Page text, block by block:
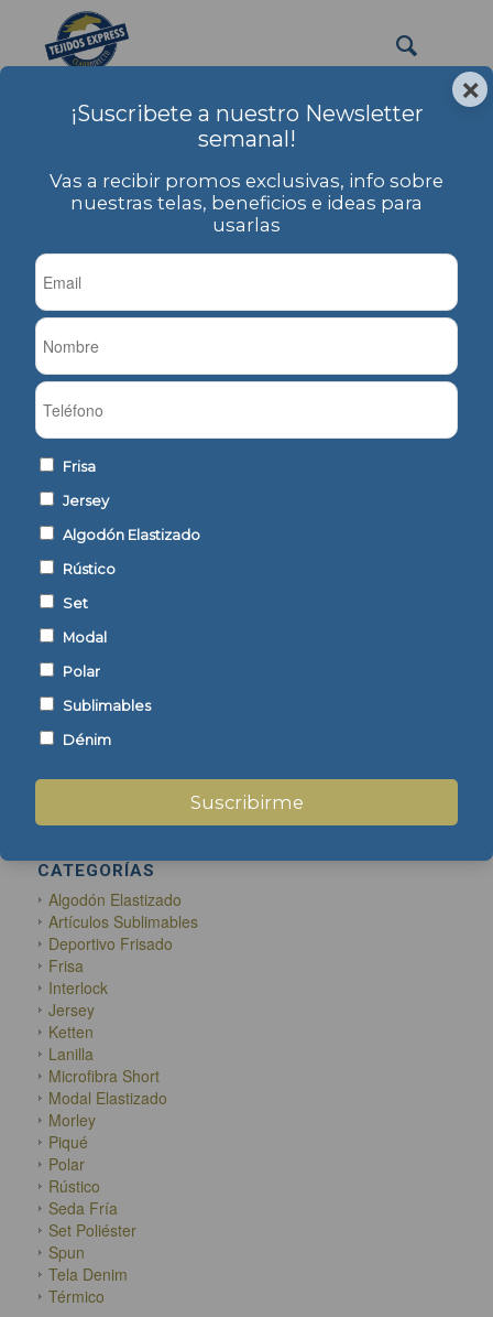
×
¡Suscribete a nuestro Newsletter
semanal!
Vas a recibir promos exclusivas, info sobre
nuestras telas, beneficios e ideas para
usarlas
Frisa
Jersey
Algodón Elastizado
Rústico
Set
Modal
Polar
Sublimables
Dénim
Suscribirme
calzitas
PRODUCTOS / Etiqueta: calzitas
Mostrar
Modal DTY Elastizado
Mostrar detalles
ENCONTRÁ TU TEJIDO
CATEGORÍAS
Algodón Elastizado
Artículos Sublimables
Deportivo Frisado
Frisa
Interlock
Jersey
Ketten
Lanilla
Microfibra Short
Modal Elastizado
Morley
Piqué
Polar
Rústico
Seda Fría
Set Poliéster
Spun
Tela Denim
Térmico